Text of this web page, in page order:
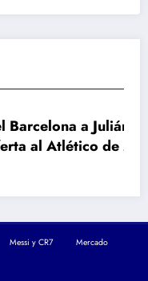
a Julián Álvarez
de Madrid
Messi y CR7
Mercado